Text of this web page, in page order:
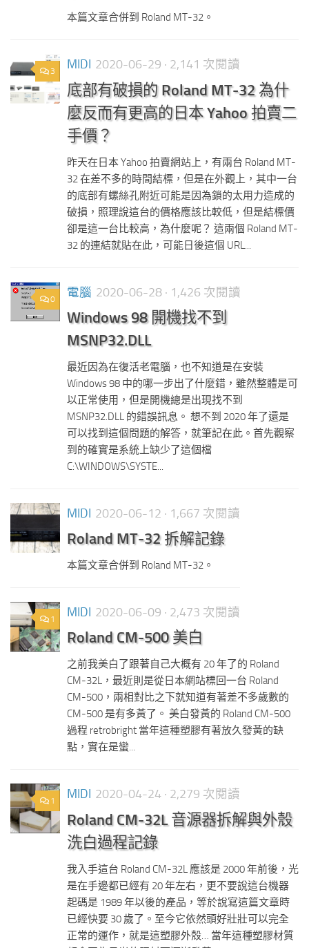
本篇文章合併到 Roland MT-32。
3 MIDI 2020-06-29 · 2,141 次閱讀
底部有破損的 Roland MT-32 為什
麼反而有更高的日本 Yahoo 拍賣二
手價？
昨天在日本 Yahoo 拍賣網站上，有兩台 Roland MT-
32 在差不多的時間結標，但是在外觀上，其中一台
的底部有螺絲孔附近可能是因為鎖的太用力造成的
破損，照理說這台的價格應該比較低，但是結標價
卻是這一台比較高，為什麼呢？ 這兩個 Roland MT-
32 的連結就貼在此，可能日後這個 URL...
0 電腦 2020-06-28 · 1,426 次閱讀
Windows 98 開機找不到
MSNP32.DLL
最近因為在復活老電腦，也不知道是在安裝
Windows 98 中的哪一步出了什麼錯，雖然整體是可
以正常使用，但是開機總是出現找不到
MSNP32.DLL 的錯誤訊息。 想不到 2020 年了還是
可以找到這個問題的解答，就筆記在此。首先觀察
到的確實是系統上缺少了這個檔
C:\WINDOWS\SYSTE...
MIDI 2020-06-12 · 1,667 次閱讀
Roland MT-32 拆解記錄
本篇文章合併到 Roland MT-32。
1 MIDI 2020-06-09 · 2,473 次閱讀
Roland CM-500 美白
之前我美白了跟著自己大概有 20 年了的 Roland
CM-32L，最近則是從日本網站標回一台 Roland
CM-500，兩相對比之下就知道有著差不多歲數的
CM-500 是有多黃了。 美白發黃的 Roland CM-500
過程 retrobright 當年這種塑膠有著放久發黃的缺
點，實在是蠻...
1 MIDI 2020-04-24 · 2,279 次閱讀
Roland CM-32L 音源器拆解與外殼
洗白過程記錄
我入手這台 Roland CM-32L 應該是 2000 年前後，光
是在手邊都已經有 20 年左右，更不要說這台機器
起碼是 1989 年以後的產品，等於說寫這篇文章時
已經快要 30 歲了。至今它依然頭好壯壯可以完全
正常的運作，就是這塑膠外殼… 當年這種塑膠材質